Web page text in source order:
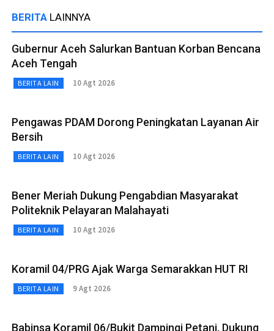
BERITA LAINNYA
Gubernur Aceh Salurkan Bantuan Korban Bencana
Aceh Tengah
BERITA LAIN 10 Agt 2026
Pengawas PDAM Dorong Peningkatan Layanan Air
Bersih
BERITA LAIN 10 Agt 2026
Bener Meriah Dukung Pengabdian Masyarakat
Politeknik Pelayaran Malahayati
BERITA LAIN 10 Agt 2026
Koramil 04/PRG Ajak Warga Semarakkan HUT RI
BERITA LAIN 9 Agt 2026
Babinsa Koramil 06/Bukit Dampingi Petani, Dukung